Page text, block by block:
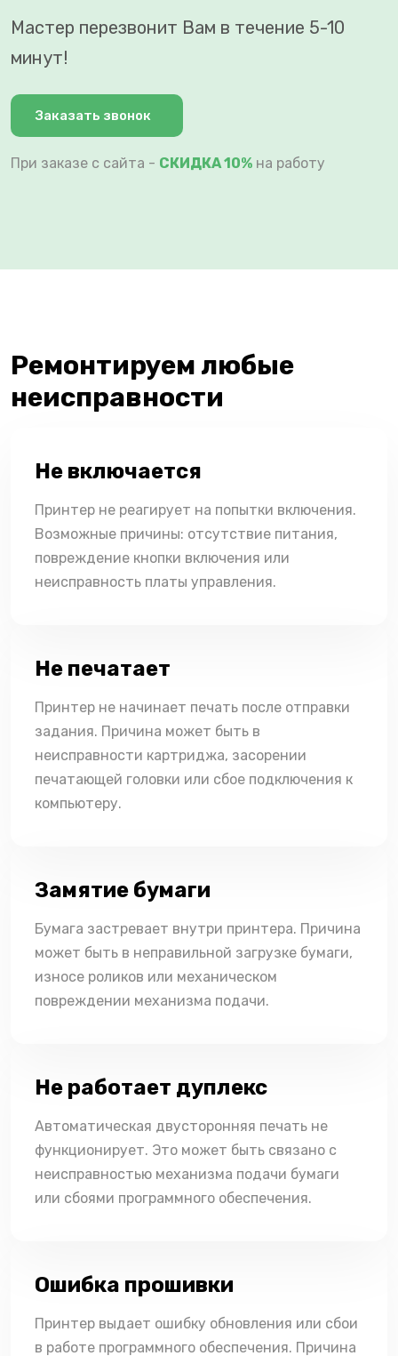
Мастер перезвонит Вам в течение 5-10
минут!
Заказать звонок
При заказе с сайта - СКИДКА 10% на работу
Ремонтируем любые
неисправности
Не включается
Принтер не реагирует на попытки включения.
Возможные причины: отсутствие питания,
повреждение кнопки включения или
неисправность платы управления.
Не печатает
Принтер не начинает печать после отправки
задания. Причина может быть в
неисправности картриджа, засорении
печатающей головки или сбое подключения к
компьютеру.
Замятие бумаги
Бумага застревает внутри принтера. Причина
может быть в неправильной загрузке бумаги,
износе роликов или механическом
повреждении механизма подачи.
Не работает дуплекс
Автоматическая двусторонняя печать не
функционирует. Это может быть связано с
неисправностью механизма подачи бумаги
или сбоями программного обеспечения.
Ошибка прошивки
Принтер выдает ошибку обновления или сбои
в работе программного обеспечения. Причина